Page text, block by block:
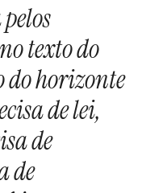
texto do
do horizonte
de lei,
de
de